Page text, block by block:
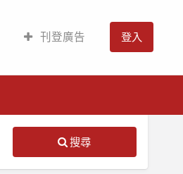
刊登廣告 登入
搜尋